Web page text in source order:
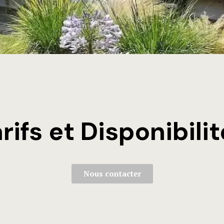
et
Nous contacter